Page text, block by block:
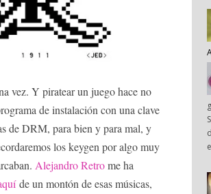
vez. Y piratear un juego hace no
de instalación con una clave
de DRM, para bien y para mal, y
los keygen por algo muy
Alejandro Retrome ha
de un montón de esas músicas,